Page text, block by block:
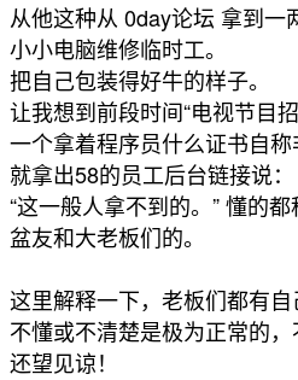
从他这种从 0day论坛 拿到一
小小电脑维修临时工。
把自己包装得好牛的样子。
让我想到前段时间“电视节目
一个拿着程序员什么证书自
就拿出58的员工后台链接说：
“这一般人拿不到的。” 懂的
盆友和大老板们的。
这里解释一下，老板们都有
不懂或不清楚是极为正常的，
还望见谅！